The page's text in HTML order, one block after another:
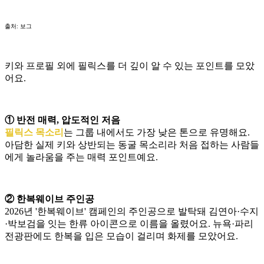
출처: 보그
키와 프로필 외에 필릭스를 더 깊이 알 수 있는 포인트를 모았
어요.
① 반전 매력, 압도적인 저음
필릭스 목소리 는 그룹 내에서도 가장 낮은 톤으로 유명해요.
아담한 실제 키와 상반되는 동굴 목소리라 처음 접하는 사람들
에게 놀라움을 주는 매력 포인트예요.
② 한복웨이브 주인공
2026년 '한복웨이브' 캠페인의 주인공으로 발탁돼 김연아·수지
·박보검을 잇는 한류 아이콘으로 이름을 올렸어요. 뉴욕·파리
전광판에도 한복을 입은 모습이 걸리며 화제를 모았어요.